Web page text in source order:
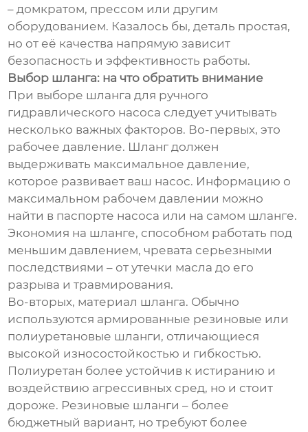
– домкратом, прессом или другим
оборудованием. Казалось бы, деталь простая,
но от её качества напрямую зависит
безопасность и эффективность работы.
Выбор шланга: на что обратить внимание
При выборе шланга для ручного
гидравлического насоса следует учитывать
несколько важных факторов. Во-первых, это
рабочее давление. Шланг должен
выдерживать максимальное давление,
которое развивает ваш насос. Информацию о
максимальном рабочем давлении можно
найти в паспорте насоса или на самом шланге.
Экономия на шланге, способном работать под
меньшим давлением, чревата серьезными
последствиями – от утечки масла до его
разрыва и травмирования.
Во-вторых, материал шланга. Обычно
используются армированные резиновые или
полиуретановые шланги, отличающиеся
высокой износостойкостью и гибкостью.
Полиуретан более устойчив к истиранию и
воздействию агрессивных сред, но и стоит
дороже. Резиновые шланги – более
бюджетный вариант, но требуют более